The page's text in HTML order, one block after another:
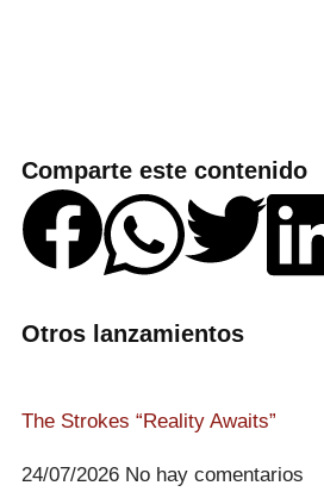
Comparte este contenido
Otros lanzamientos
The Strokes “Reality Awaits”
24/07/2026 No hay comentarios